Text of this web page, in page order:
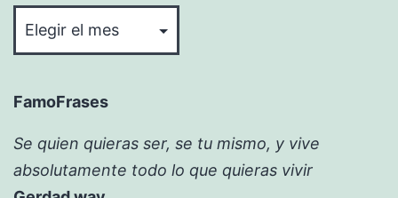
FamoFrases
Se quien quieras ser, se tu mismo, y vive
absolutamente todo lo que quieras vivir